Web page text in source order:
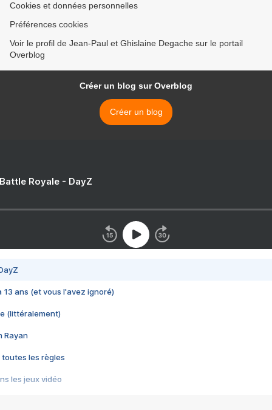
Cookies et données personnelles
Préférences cookies
Voir le profil de Jean-Paul et Ghislaine Degache sur le portail
Overblog
Créer un blog sur Overblog
Créer un blog
Royale - DayZ
13 ans (et vous l'avez ignoré)
(littéralement)
Rayan
toutes les règles
les jeux vidéo